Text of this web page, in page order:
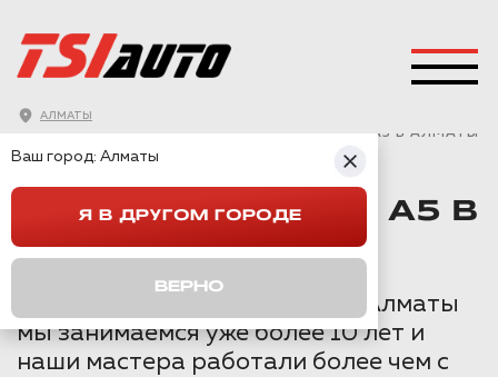
АЛМАТЫ
ХИМЧИСТКА AUDI A5 В АЛМАТЫ
ХИМЧИСТКА AUDI A5 В
АЛМАТЫ
Детейлингом автомобилей в Алматы
мы занимаемся уже более 10 лет и
наши мастера работали более чем с
Ваш город: Алматы
Я В ДРУГОМ ГОРОДЕ
ВЕРНО